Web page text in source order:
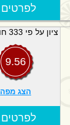
! לפרטים
ציון על פי 333 חוות דעת
9.56
הצג מפה
! לפרטים